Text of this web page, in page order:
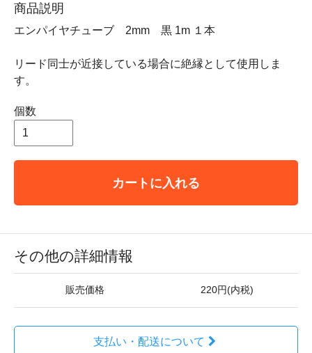
商品説明
エンパイヤチューブ 2mm 黒 1m １本
リード同士が近接している場合に絶縁として使用しま
す。
個数
カートに入れる
その他の詳細情報
販売価格 220円(内税)
支払い・配送について